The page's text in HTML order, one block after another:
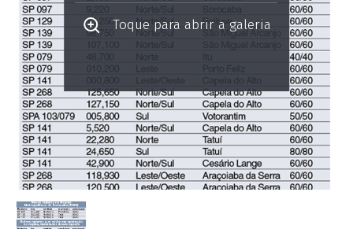
Toque para abrir a galeria